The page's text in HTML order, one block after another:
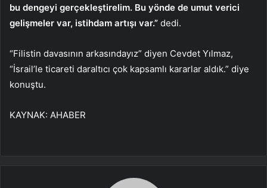
bu dengeyi gerçekleştirelim. Bu yönde de umut verici
gelişmeler var, istihdam artışı var.” dedi.
“Filistin davasının arkasındayız” diyen Cevdet Yılmaz,
“İsrail’le ticareti daraltıcı çok kapsamlı kararlar aldık.” diye
konuştu.
KAYNAK: AHABER